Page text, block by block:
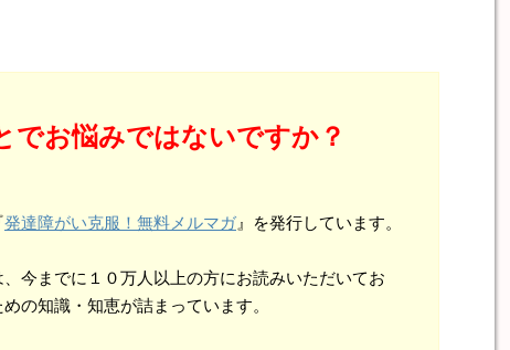
でお悩みではないですか？
発達障がい克服！無料メルマガ 』を発行しています。
今までに１０万人以上の方にお読みいただいてお
の知識・知恵が詰まっています。